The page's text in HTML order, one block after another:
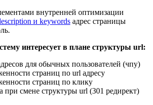
внутренней оптимизации
и keywords адрес страницы
интересует в плане структуры url:
для обычных пользователей (чпу)
страниц по url адресу
страниц по клику
при смене структуры url (301 редирект)